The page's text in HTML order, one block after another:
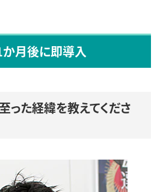
か月後に即導入
った経緯を教えてくださ